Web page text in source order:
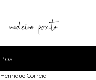
Post
Henrique Correia